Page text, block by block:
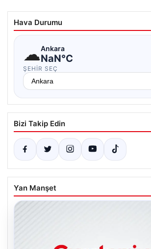
Hava Durumu
☁Ankara
NaN°C
ŞEHIR SEÇ
Bizi Takip Edin
Yan Manşet